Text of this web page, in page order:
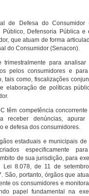
de Defesa do Consumidor
Público, Defensoria Pública e
que atuam de forma
do Consumidor (Senacon).
para analisar
pelos consumidores e
tais como, fiscalizações
elaboração de políticas
têm competência
receber denúncias, apurar
e defesa dos consumidores.
estaduais e municipais
especificamente
de sua jurisdição, para
Lei 8.078, de 11 de
São, portanto, órgãos que
os consumidores e
papel fundamental na